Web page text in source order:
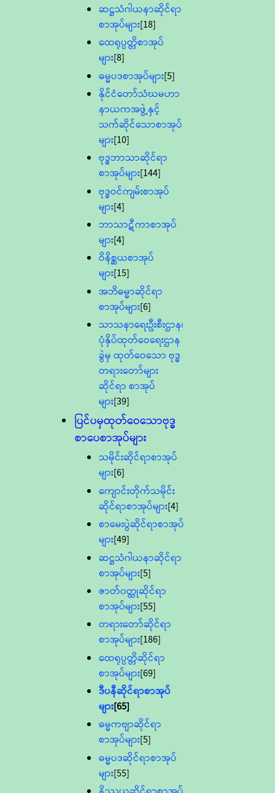
ဆဋ္ဌသံဂါယနာဆိုင်ရာ
စာအုပ်များ[18]
ထေရုပ္ပတ္တိစာအုပ်
များ[8]
ဓမ္မပဒစာအုပ်များ[5]
နိုင်ငံတော်သံဃမဟာ
နာယကအဖွဲ့နှင့်
သက်ဆိုင်သောစာအုပ်
များ[10]
ဗုဒ္ဓဘာသာဆိုင်ရာ
စာအုပ်များ[144]
ဗုဒ္ဓဝင်ကျမ်းစာအုပ်
များ[4]
ဘာသာဋီကာစာအုပ်
များ[4]
ဝိနိစ္ဆယစာအုပ်
များ[15]
အဘိဓမ္မာဆိုင်ရာ
စာအုပ်များ[6]
သာသနာရေးဦးစီးဌာန၊
ပုံနှိပ်ထုတ်ဝေရေးဌာန
ခွဲမှ ထုတ်ဝေသော ဗုဒ္ဓ
တရားတော်များ
ဆိုင်ရာ စာအုပ်
များ[39]
ပြင်ပမှထုတ်ဝေသောဗုဒ္ဓ
စာပေစာအုပ်များ
သမိုင်းဆိုင်ရာစာအုပ်
များ[6]
ကျောင်းတိုက်သမိုင်း
ဆိုင်ရာစာအုပ်များ[4]
စာမေးပွဲဆိုင်ရာစာအုပ်
များ[49]
ဆဋ္ဌသံဂါယနာဆိုင်ရာ
စာအုပ်များ[5]
ဇာတ်၀တ္ထုဆိုင်ရာ
စာအုပ်များ[55]
တရားတော်ဆိုင်ရာ
စာအုပ်များ[186]
ထေရုပ္ပတ္တိဆိုင်ရာ
စာအုပ်များ[69]
ဒီပနီဆိုင်ရာစာအုပ်
များ[65]
ဓမ္မကဗျာဆိုင်ရာ
စာအုပ်များ[5]
ဓမ္မပဒဆိုင်ရာစာအုပ်
များ[55]